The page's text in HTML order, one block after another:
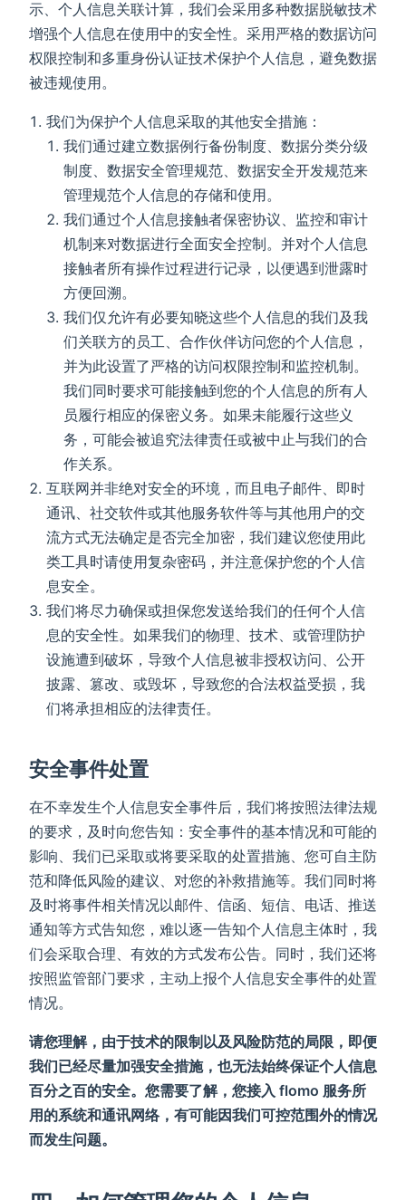
示、个人信息关联计算，我们会采用多种数据脱敏技术
增强个人信息在使用中的安全性。采用严格的数据访问
权限控制和多重身份认证技术保护个人信息，避免数据
被违规使用。
我们为保护个人信息采取的其他安全措施：
我们通过建立数据例行备份制度、数据分类分级
制度、数据安全管理规范、数据安全开发规范来
管理规范个人信息的存储和使用。
我们通过个人信息接触者保密协议、监控和审计
机制来对数据进行全面安全控制。并对个人信息
接触者所有操作过程进行记录，以便遇到泄露时
方便回溯。
我们仅允许有必要知晓这些个人信息的我们及我
们关联方的员工、合作伙伴访问您的个人信息，
并为此设置了严格的访问权限控制和监控机制。
我们同时要求可能接触到您的个人信息的所有人
员履行相应的保密义务。如果未能履行这些义
务，可能会被追究法律责任或被中止与我们的合
作关系。
互联网并非绝对安全的环境，而且电子邮件、即时
通讯、社交软件或其他服务软件等与其他用户的交
流方式无法确定是否完全加密，我们建议您使用此
类工具时请使用复杂密码，并注意保护您的个人信
息安全。
我们将尽力确保或担保您发送给我们的任何个人信
息的安全性。如果我们的物理、技术、或管理防护
设施遭到破坏，导致个人信息被非授权访问、公开
披露、篡改、或毁坏，导致您的合法权益受损，我
们将承担相应的法律责任。
安全事件处置
在不幸发生个人信息安全事件后，我们将按照法律法规
的要求，及时向您告知：安全事件的基本情况和可能的
影响、我们已采取或将要采取的处置措施、您可自主防
范和降低风险的建议、对您的补救措施等。我们同时将
及时将事件相关情况以邮件、信函、短信、电话、推送
通知等方式告知您，难以逐一告知个人信息主体时，我
们会采取合理、有效的方式发布公告。同时，我们还将
按照监管部门要求，主动上报个人信息安全事件的处置
情况。
请您理解，由于技术的限制以及风险防范的局限，即便
我们已经尽量加强安全措施，也无法始终保证个人信息
百分之百的安全。您需要了解，您接入 flomo 服务所
用的系统和通讯网络，有可能因我们可控范围外的情况
而发生问题。